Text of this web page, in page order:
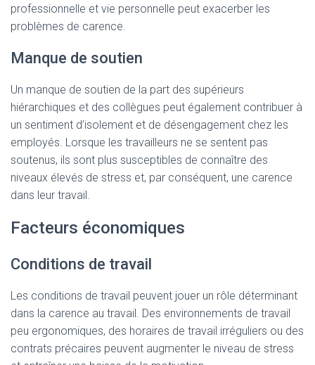
professionnelle et vie personnelle peut exacerber les
problèmes de carence.
Manque de soutien
Un manque de soutien de la part des supérieurs
hiérarchiques et des collègues peut également contribuer à
un sentiment d’isolement et de désengagement chez les
employés. Lorsque les travailleurs ne se sentent pas
soutenus, ils sont plus susceptibles de connaître des
niveaux élevés de stress et, par conséquent, une carence
dans leur travail.
Facteurs économiques
Conditions de travail
Les conditions de travail peuvent jouer un rôle déterminant
dans la carence au travail. Des environnements de travail
peu ergonomiques, des horaires de travail irréguliers ou des
contrats précaires peuvent augmenter le niveau de stress